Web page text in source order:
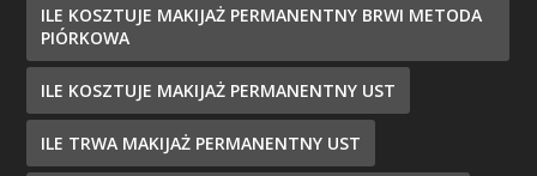
ILE KOSZTUJE MAKIJAŻ PERMANENTNY BRWI METODA
PIÓRKOWA
ILE KOSZTUJE MAKIJAŻ PERMANENTNY UST
ILE TRWA MAKIJAŻ PERMANENTNY UST